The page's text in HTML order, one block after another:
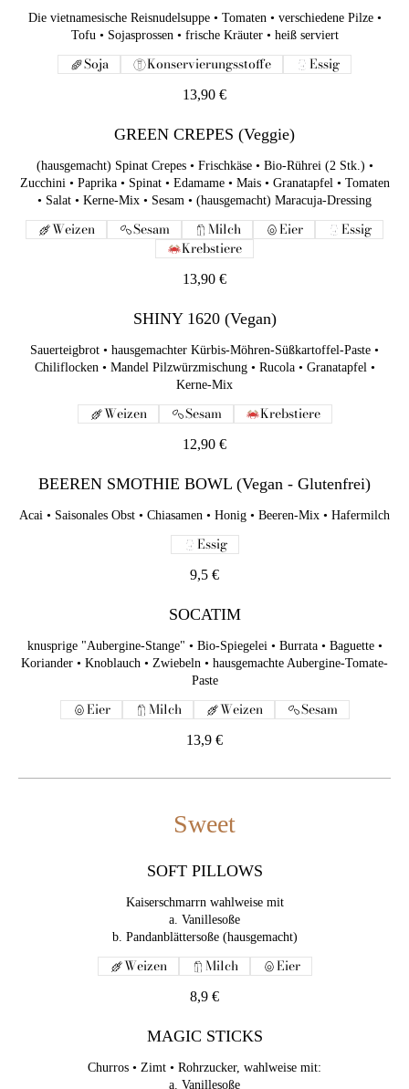
GREEN CREPES (Veggie)
(hausgemacht) Spinat Crepes • Frischkäse • Bio-Rührei (2 Stk.) •
Zucchini • Paprika • Spinat • Edamame • Mais • Granatapfel •
Tomaten • Salat • Kerne-Mix • Sesam • (hausgemacht) Maracuja-
Dressing
13,90 €
Sesam Milch Eier
Krebstiere
SHINY 1620 (Vegan)
Sauerteigbrot • hausgemachter Kürbis-Möhren-Süßkartoffel-
Paste • Chiliflocken • Mandel Pilzwürzmischung • Rucola •
Granatapfel • Kerne-Mix
12,90 €
BEEREN SMOTHIE BOWL (Vegan - Glutenfrei)
Hafermilch
9,5 €
Essig
SOCATIM
knusprige "Aubergine-Stange" • Bio-Spiegelei • Burrata •
Baguette • Koriander • Knoblauch • Zwiebeln • hausgemachte
Aubergine-Tomate-Paste
Sweet
SOFT PILLOWS
Kaiserschmarrn wahlweise mit
8,9 €
MAGIC STICKS
Churros • Zimt • Rohrzucker, wahlweise mit:
a. Vanillesoße
b. Schokoladensoße
c. Karamellsoße
7,9 €
Weizen Milch
Die vietnamesische Reisnudelsuppe • Tomaten • verschiedene Pilze •
Tofu • Sojasprossen • frische Kräuter • heiß serviert
13,90 €
Soja Konservierungsstoffe Essig
GREEN CREPES (Veggie)
(hausgemacht) Spinat Crepes • Frischkäse • Bio-Rührei (2 Stk.) •
Zucchini • Paprika • Spinat • Edamame • Mais • Granatapfel • Tomaten
• Salat • Kerne-Mix • Sesam • (hausgemacht) Maracuja-Dressing
13,90 €
Weizen Sesam Milch Eier
Essig
Krebstiere
SHINY 1620 (Vegan)
Sauerteigbrot • hausgemachter Kürbis-Möhren-Süßkartoffel-Paste •
Chiliflocken • Mandel Pilzwürzmischung • Rucola • Granatapfel •
Kerne-Mix
12,90 €
Weizen Sesam Krebstiere
BEEREN SMOTHIE BOWL (Vegan - Glutenfrei)
Acai • Saisonales Obst • Chiasamen • Honig • Beeren-Mix • Hafermilch
9,5 €
Essig
SOCATIM
knusprige "Aubergine-Stange" • Bio-Spiegelei • Burrata • Baguette •
Koriander • Knoblauch • Zwiebeln • hausgemachte Aubergine-Tomate-
Paste
13,9 €
Eier Milch Weizen Sesam
Sweet
SOFT PILLOWS
Kaiserschmarrn wahlweise mit
a. Vanillesoße
8,9 €
Weizen Milch Eier
MAGIC STICKS
Churros • Zimt • Rohrzucker, wahlweise mit:
a. Vanillesoße